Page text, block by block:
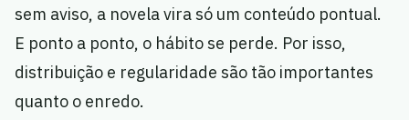
sem aviso, a novela vira só um conteúdo pontual.
E ponto a ponto, o hábito se perde. Por isso,
distribuição e regularidade são tão importantes
quanto o enredo.